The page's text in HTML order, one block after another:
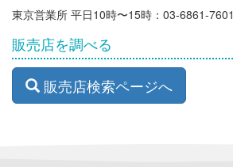
東京営業所 平日10時〜15時：03-6861-7601
販売店を調べる
販売店検索ページへ